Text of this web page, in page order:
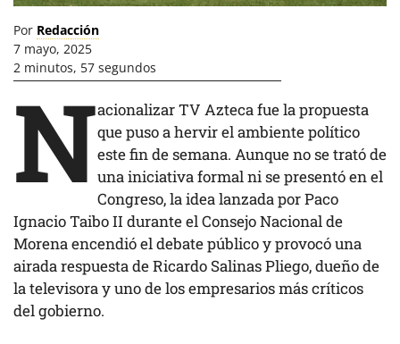
Por Redacción
7 mayo, 2025
2 minutos, 57 segundos
Nacionalizar TV Azteca fue la propuesta
que puso a hervir el ambiente político
este fin de semana. Aunque no se trató de
una iniciativa formal ni se presentó en el
Congreso, la idea lanzada por Paco
Ignacio Taibo II durante el Consejo Nacional de
Morena encendió el debate público y provocó una
airada respuesta de Ricardo Salinas Pliego, dueño de
la televisora y uno de los empresarios más críticos
del gobierno.